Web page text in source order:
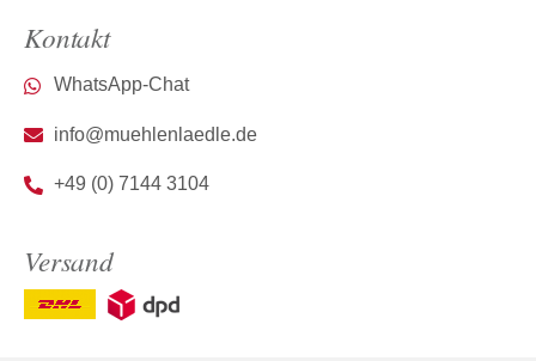
Kontakt
WhatsApp-Chat
info@muehlenlaedle.de
+49 (0) 7144 3104
Versand